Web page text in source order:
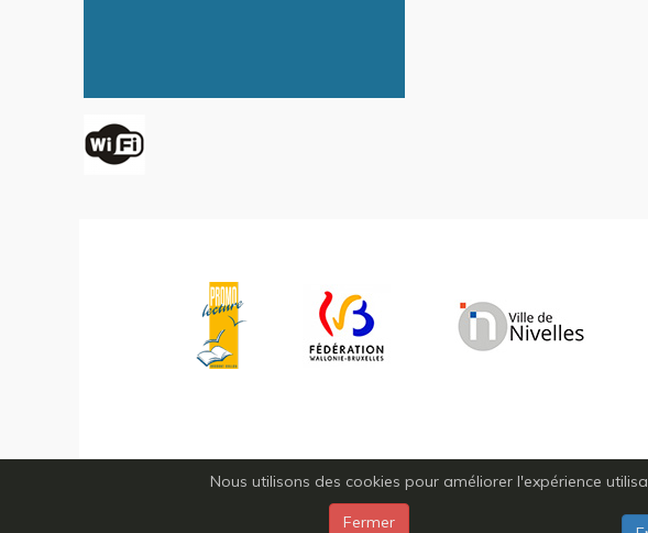
Nous utilisons des cookies pour améliorer l'expérience
Fermer